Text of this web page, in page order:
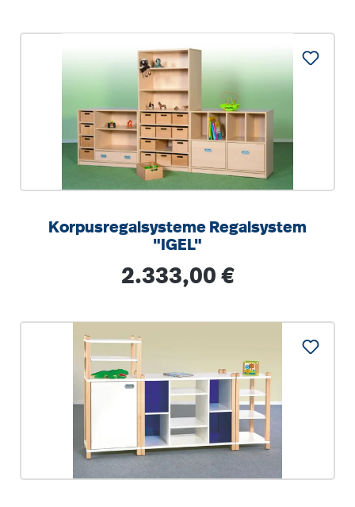
Korpusregalsysteme Regalsystem
"IGEL"
Regulärer Preis:
2.333,00 €